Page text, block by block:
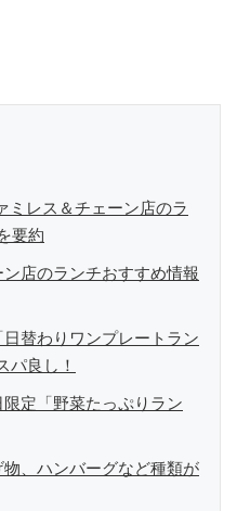
ミレス＆チェーン店のラ
要約
店のランチおすすめ情報
替わりワンプレートラン
パ良し！
定「野菜たっぷりラン
、ハンバーグなど種類が